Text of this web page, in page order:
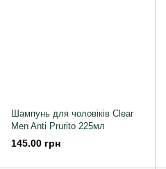
Шампунь для чоловіків Clear
Men Anti Prurito 225мл
145.00 грн